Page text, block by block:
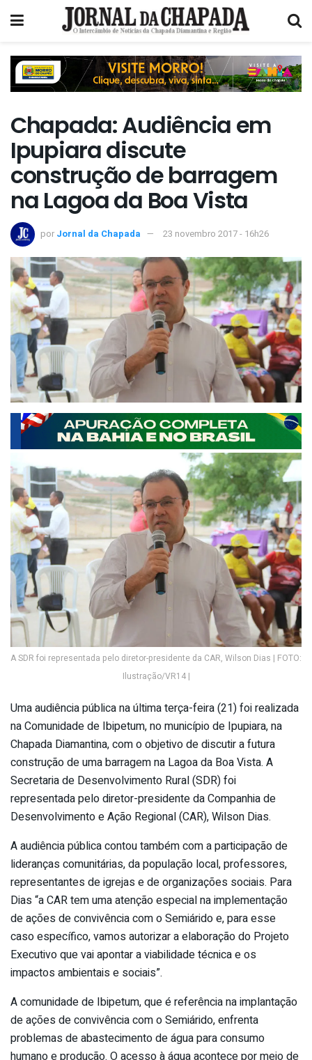
Chapada: Audiência em
Ipupiara discute
construção de barragem
na Lagoa da Boa Vista
por Jornal da Chapada 23 novembro 2017 - 16h26
A SDR foi representada pelo diretor-presidente da CAR, Wilson Dias | FOTO:
Ilustração/VR14 |
Uma audiência pública na última terça-feira (21) foi realizada
na Comunidade de Ibipetum, no município de Ipupiara, na
Chapada Diamantina, com o objetivo de discutir a futura
construção de uma barragem na Lagoa da Boa Vista. A
Secretaria de Desenvolvimento Rural (SDR) foi
representada pelo diretor-presidente da Companhia de
Desenvolvimento e Ação Regional (CAR), Wilson Dias.
A audiência pública contou também com a participação de
lideranças comunitárias, da população local, professores,
representantes de igrejas e de organizações sociais. Para
Dias “a CAR tem uma atenção especial na implementação
de ações de convivência com o Semiárido e, para esse
caso específico, vamos autorizar a elaboração do Projeto
Executivo que vai apontar a viabilidade técnica e os
impactos ambientais e sociais”.
A comunidade de Ibipetum, que é referência na implantação
de ações de convivência com o Semiárido, enfrenta
problemas de abastecimento de água para consumo
humano e produção. O acesso à água acontece por meio de